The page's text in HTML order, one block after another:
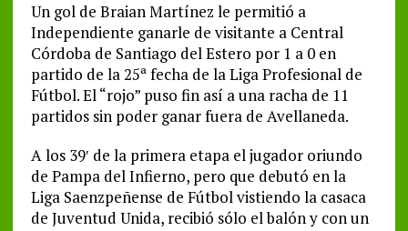
Un gol de Braian Martínez le permitió a
Independiente ganarle de visitante a Central
Córdoba de Santiago del Estero por 1 a 0 en
partido de la 25ª fecha de la Liga Profesional de
Fútbol. El “rojo” puso fin así a una racha de 11
partidos sin poder ganar fuera de Avellaneda.
A los 39′ de la primera etapa el jugador oriundo
de Pampa del Infierno, pero que debutó en la
Liga Saenzpeñense de Fútbol vistiendo la casaca
de Juventud Unida, recibió sólo el balón y con un